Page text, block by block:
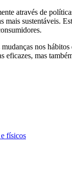
através de
sustentáveis.
nos
mas
físicos